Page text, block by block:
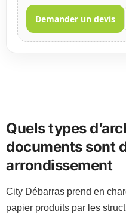
Demander un devis
Quels types
documents sont
arrondissement
City Débarras prend en
papier produits par les